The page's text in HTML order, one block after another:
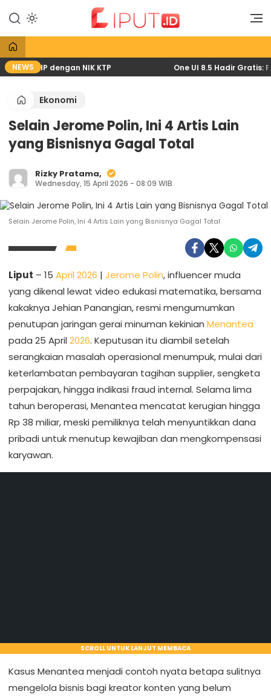
konten
Liput
Liputan Digital
NEWS
HP dengan NIK KTP One UI 8.5 Hadir Gratis:
Ekonomi
Selain Jerome Polin, Ini 4 Artis Lain
yang Bisnisnya Gagal Total
Rizky Pratama,
Wednesday, 15 April 2026 - 08:09 WIB
Selain Jerome Polin, Ini 4 Artis Lain yang Bisnisnya Gagal Total
Liput – 15 April 2026 | Jerome Polin, influencer muda
yang dikenal lewat video edukasi matematika, bersama
kakaknya Jehian Panangian, resmi mengumumkan
penutupan jaringan gerai minuman kekinian Menantea
pada 25 April 2026. Keputusan itu diambil setelah
serangkaian masalah operasional menumpuk, mulai dari
keterlambatan pembayaran tagihan supplier, sengketa
perpajakan, hingga indikasi fraud internal. Selama lima
tahun beroperasi, Menantea mencatat kerugian hingga
Rp 38 miliar, meski pemiliknya telah menyuntikkan dana
pribadi untuk menutup kewajiban dan mengkompensasi
karyawan.
SCROLL UNTUK LANJUT MEMBACA
Kasus Menantea menjadi contoh nyata betapa sulitnya
mengelola bisnis bagi kreator konten yang belum